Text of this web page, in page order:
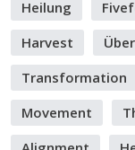
Heilung
Harvest
Transformation
Movement